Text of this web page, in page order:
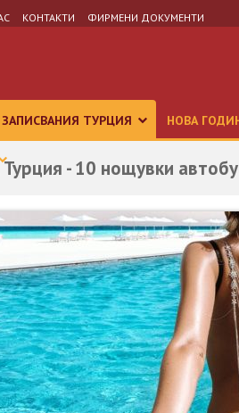
КОНТАКТИ ФИРМЕНИ ДОКУМЕНТИ
ТУРЦИЯ НОВА
- 10 нощувки